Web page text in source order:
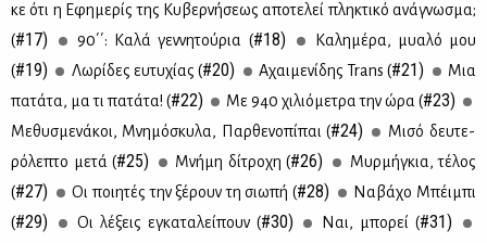
κε ότι η Εφη­με­ρίς της Κυ­βερ­νή­σε­ως απο­τε­λεί πλη­κτι­κό ανά­γνω­σμα;
(#17) 90΄΄: Κα­λά γεν­νη­τού­ρια (#18)
Κα­λη­μέ­ρα, μυα­λό μου
(#19) Λω­ρί­δες ευ­τυ­χί­ας (#20) Αχαι­με­νί­δης Trans (#21)
Μια
πα­τά­τα, μα τι πα­τά­τα! (#22) Mε 940 χι­λιό­με­τρα την ώρα (#23)
Με­θυ­σμε­νά­κοι, Μνη­μό­σκυ­λα, Παρ­θε­νο­πί­παι (#24)
Μι­σό δευ­τε­
ρό­λε­πτο με­τά (#25) Mνή­μη δί­τρο­χη (#26)
Μυρ­μή­γκια, τέ­λος
(#27) Οι ποι­η­τές την ξέ­ρουν τη σιω­πή (#28)
Να­βά­χο Μπέι­μπι
(#29) Οι λέ­ξεις εγκα­τα­λεί­πουν (#30) Ναι, μπο­ρεί (#31)